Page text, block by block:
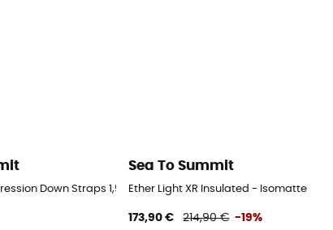
Down Straps 1,5 m - Expressschlinge
Sea To Summit
Ether Light XR Insulated - Isomatte
173,90 € 214,90 € -19%